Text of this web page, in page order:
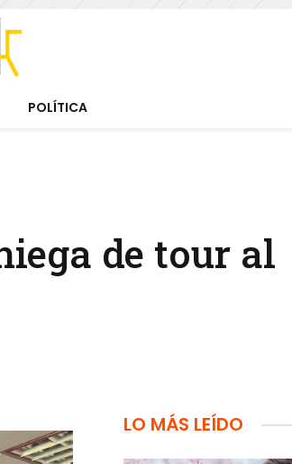
POLÍTICA
de tour al
LO MÁS LEÍDO